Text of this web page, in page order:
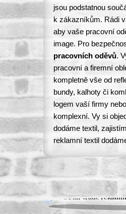
jsou podstatnou
k zákazníkům. Rádi
aby vaše pracovní
image. Pro
pracovních oděvů.
pracovní a firemní
kompletně vše od
bundy, kalhoty či
logem vaší firmy
komplexní. Vy si
dodáme textil,
reklamní textil